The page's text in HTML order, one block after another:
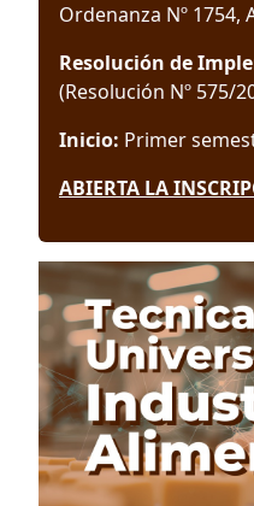
Ordenanza Nº 1754,
Resolución de
(Resolución Nº 575/
Inicio: Primer
ABIERTA LA